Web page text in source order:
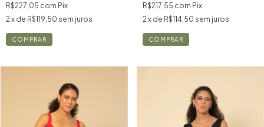
R$227,05 com Pix
2 x de R$119,50 sem juros
COMPRAR
R$217,55 com Pix
2 x de R$114,50 sem juros
COMPRAR